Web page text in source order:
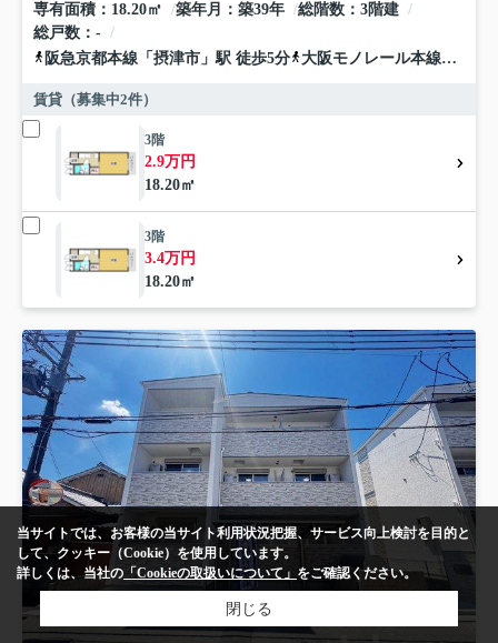
専有面積
18.20㎡ 築年月 築39年 総階数
3階建
総戸数
-
阪急京都本線 「 摂津市 」駅 徒歩5分 大阪モノレール本線「
賃貸（募集中2件）
3階
2.9万円
18.20㎡
3階
3.4万円
18.20㎡
当サイトでは、お客様の当サイト利用状況把握、サービス向上検討を目的と
して、クッキー（Cookie）を使用しています。
詳しくは、当社の 「Cookieの取扱いについて」 をご確認ください。
閉じる